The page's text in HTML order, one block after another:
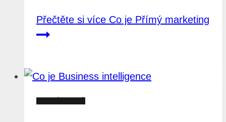
Přečtěte si více Co je Přímý marketing